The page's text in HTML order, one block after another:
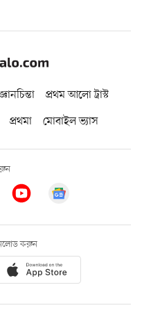
প্রথম আলো ট্রাস্ট
প্রথমা মোবাইল ভ্যাস
করুন